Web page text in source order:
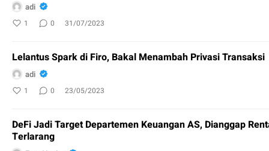
adi
1 0 31/07/2023
Lelantus Spark di Firo, Bakal Menambah Privasi Transaksi
adi
1 0 23/05/2023
DeFi Jadi Target Departemen Keuangan AS, Dianggap
Terlarang